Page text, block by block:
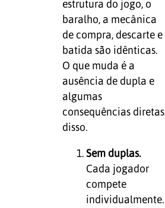
estrutura do jogo, o
baralho, a mecânica
de compra, descarte e
batida são idênticas.
O que muda é a
ausência de dupla e
algumas
consequências diretas
disso.
Sem duplas.
Cada jogador
compete
individualmente.